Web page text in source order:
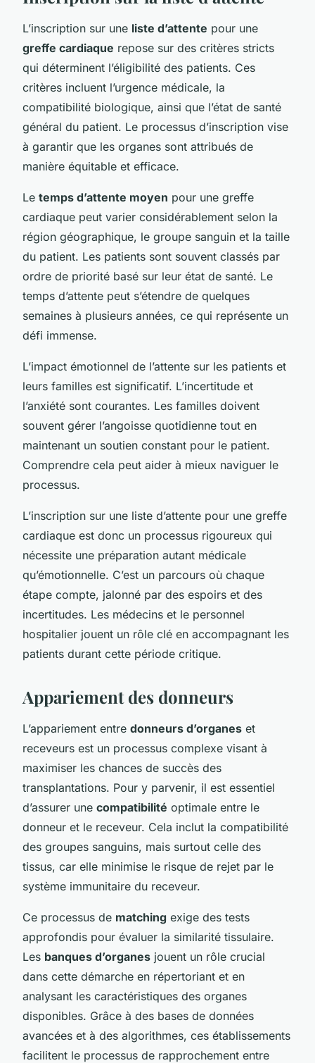
L’inscription sur une liste d’attente pour une
greffe cardiaque repose sur des critères stricts
qui déterminent l’éligibilité des patients. Ces
critères incluent l’urgence médicale, la
compatibilité biologique, ainsi que l’état de santé
général du patient. Le processus d’inscription vise
à garantir que les organes sont attribués de
manière équitable et efficace.
Le temps d’attente moyen pour une greffe
cardiaque peut varier considérablement selon la
région géographique, le groupe sanguin et la taille
du patient. Les patients sont souvent classés par
ordre de priorité basé sur leur état de santé. Le
temps d’attente peut s’étendre de quelques
semaines à plusieurs années, ce qui représente un
défi immense.
L’impact émotionnel de l’attente sur les patients et
leurs familles est significatif. L’incertitude et
l’anxiété sont courantes. Les familles doivent
souvent gérer l’angoisse quotidienne tout en
maintenant un soutien constant pour le patient.
Comprendre cela peut aider à mieux naviguer le
processus.
L’inscription sur une liste d’attente pour une greffe
cardiaque est donc un processus rigoureux qui
nécessite une préparation autant médicale
qu’émotionnelle. C’est un parcours où chaque
étape compte, jalonné par des espoirs et des
incertitudes. Les médecins et le personnel
hospitalier jouent un rôle clé en accompagnant les
patients durant cette période critique.
Appariement des donneurs
L’appariement entre donneurs d’organes et
receveurs est un processus complexe visant à
maximiser les chances de succès des
transplantations. Pour y parvenir, il est essentiel
d’assurer une compatibilité optimale entre le
donneur et le receveur. Cela inclut la compatibilité
des groupes sanguins, mais surtout celle des
tissus, car elle minimise le risque de rejet par le
système immunitaire du receveur.
Ce processus de matching exige des tests
approfondis pour évaluer la similarité tissulaire.
Les banques d’organes jouent un rôle crucial
dans cette démarche en répertoriant et en
analysant les caractéristiques des organes
disponibles. Grâce à des bases de données
avancées et à des algorithmes, ces établissements
facilitent le processus de rapprochement entre